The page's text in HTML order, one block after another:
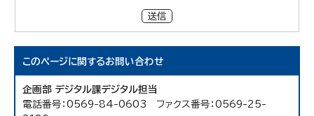
送信
このページに関するお問い合わせ
企画部 デジタル課デジタル担当
電話番号：0569-84-0603 ファクス番号：0569-25-